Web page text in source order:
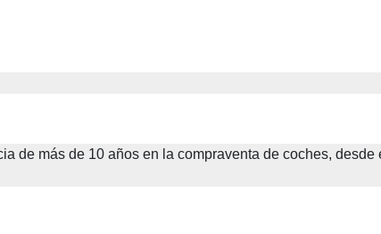
de más de 10 años en la compraventa de coches,